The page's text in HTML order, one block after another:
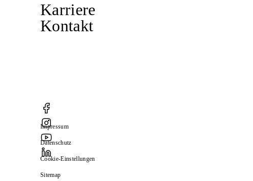
Karriere
Kontakt
Impressum
Datenschutz
Cookie-Einstellungen
Sitemap